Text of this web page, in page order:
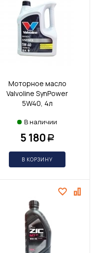
Моторное масло
Valvoline SynPower
5W40, 4л
В наличии
5 180 Р
В КОРЗИНУ